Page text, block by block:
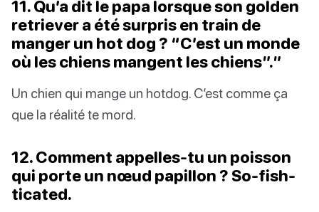
11. Qu’a dit le papa lorsque son golden
retriever a été surpris en train de
manger un hot dog ? “C’est un monde
où les chiens mangent les chiens”.”
Un chien qui mange un hotdog. C’est comme ça
que la réalité te mord.
12. Comment appelles-tu un poisson
qui porte un nœud papillon ? So-fish-
ticated.